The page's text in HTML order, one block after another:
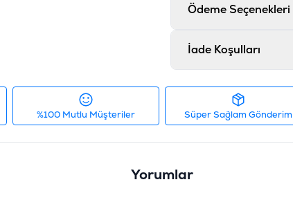
Ödeme Seçenekleri
İade Koşulları
%100 Mutlu Müşteriler Süper Sağlam Gönderim
Yorumlar